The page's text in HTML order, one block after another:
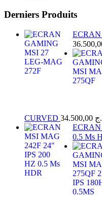
Derniers Produits
CURVED
ECRAN
0.5 Ms